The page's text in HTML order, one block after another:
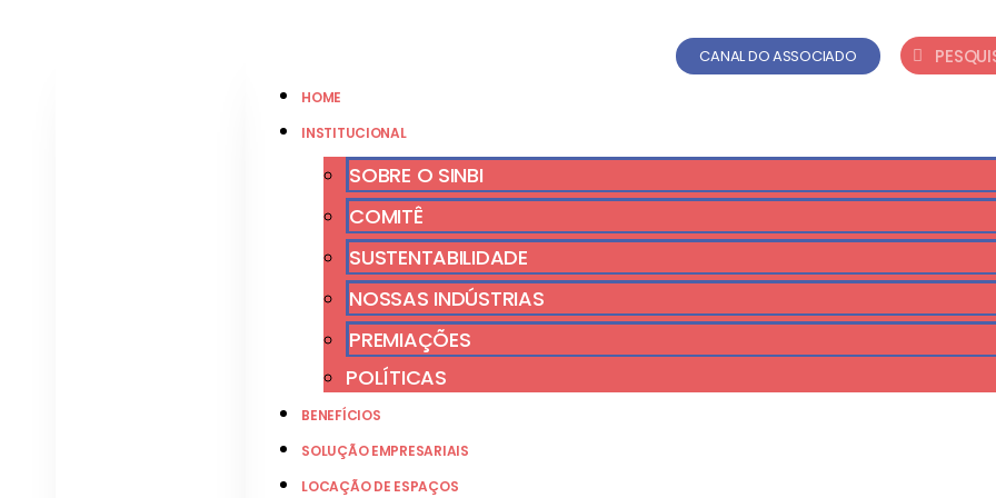
CANAL DO ASSOCIADO
HOME
INSTITUCIONAL
SOBRE O SINBI
COMITÊ
SUSTENTABILIDADE
NOSSAS INDÚSTRIAS
PREMIAÇÕES
POLÍTICAS
BENEFÍCIOS
SOLUÇÃO EMPRESARIAIS
LOCAÇÃO DE ESPAÇOS